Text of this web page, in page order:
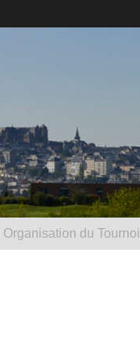
Organisation du Tournoi